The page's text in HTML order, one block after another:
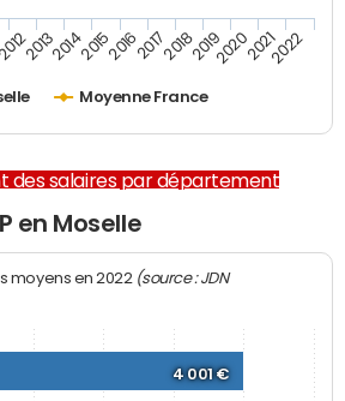
Moyenne France
2013201420152016201720182019202020212022
des salaires par département
en Moselle
moyens en 2022 (source : JDN
4 001 €